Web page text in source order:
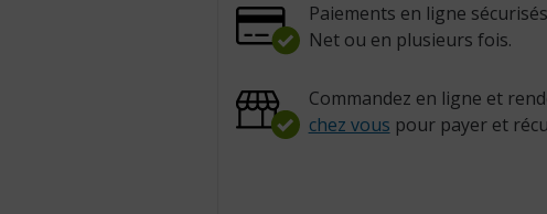
Paiements en ligne
Net ou en plusieurs fois.
Commandez en ligne et
chez vous pour payer et